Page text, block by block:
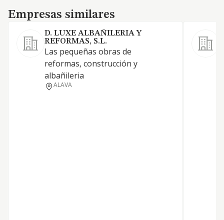
Empresas similares
Empresas similares
D. LUXE ALBAÑILERIA Y
REFORMAS, S.L.
Las pequeñas obras de
reformas, construcción y
albañileria
ALAVA